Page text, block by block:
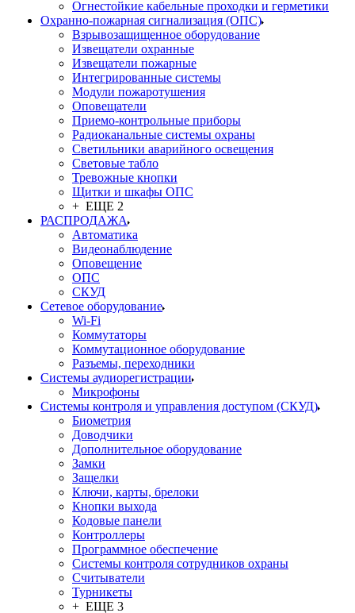
Огнестойкие кабельные проходки и герметики
Охранно-пожарная сигнализация (ОПС)
Взрывозащищенное оборудование
Извещатели охранные
Извещатели пожарные
Интегрированные системы
Модули пожаротушения
Оповещатели
Приемо-контрольные приборы
Радиоканальные системы охраны
Светильники аварийного освещения
Световые табло
Тревожные кнопки
Щитки и шкафы ОПС
+ ЕЩЕ 2
РАСПРОДАЖА
Автоматика
Видеонаблюдение
Оповещение
ОПС
СКУД
Сетевое оборудование
Wi-Fi
Коммутаторы
Коммутационное оборудование
Разъемы, переходники
Системы аудиорегистрации
Микрофоны
Системы контроля и управления доступом (СКУД)
Биометрия
Доводчики
Дополнительное оборудование
Замки
Защелки
Ключи, карты, брелоки
Кнопки выхода
Кодовые панели
Контроллеры
Программное обеспечение
Системы контроля сотрудников охраны
Считыватели
Турникеты
+ ЕЩЕ 3